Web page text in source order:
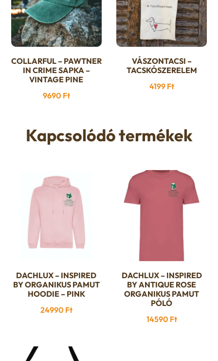
COLLARFUL – PAWTNER
IN CRIME SAPKA –
VINTAGE PINE
9690 Ft
VÁSZONTACSI –
TACSKÓSZERELEM
4199 Ft
Kapcsolódó termékek
Ennek
a
több
DACHLUX – INSPIRED
BY ORGANIKUS PAMUT
HOODIE – PINK
24990 Ft
Ennek
a
terméknek
több
DACHLUX – INSPIRED
BY ANTIQUE ROSE
ORGANIKUS PAMUT
PÓLÓ
14590 Ft